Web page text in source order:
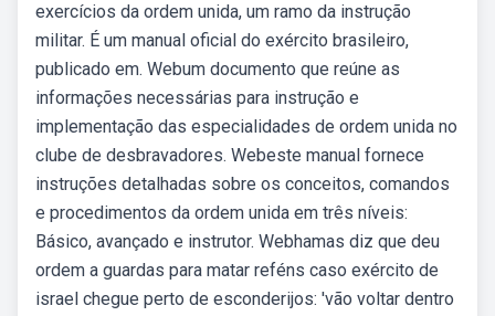
exercícios da ordem unida, um ramo da instrução
militar. É um manual oficial do exército brasileiro,
publicado em. Webum documento que reúne as
informações necessárias para instrução e
implementação das especialidades de ordem unida no
clube de desbravadores. Webeste manual fornece
instruções detalhadas sobre os conceitos, comandos
e procedimentos da ordem unida em três níveis:
Básico, avançado e instrutor. Webhamas diz que deu
ordem a guardas para matar reféns caso exército de
israel chegue perto de esconderijos: 'vão voltar dentro